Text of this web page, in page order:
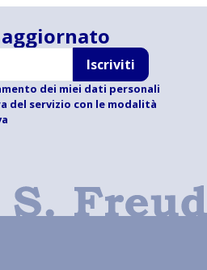
aggiornato
Iscriviti
dei miei dati personali
del servizio con le modalità